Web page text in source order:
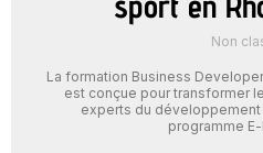
Non
La formation Business
est conçue pour transformer
experts du développement
programme